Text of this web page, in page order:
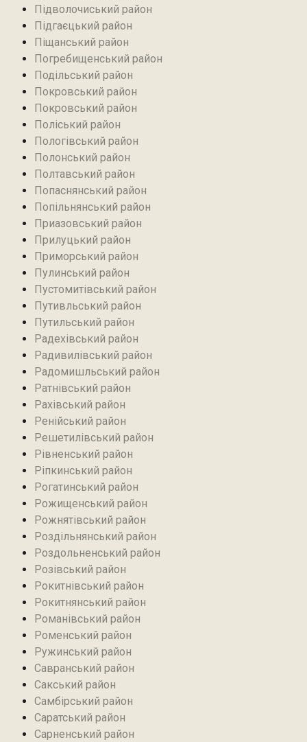
Підволочиський район
Підгаєцький район
Піщанський район
Погребищенський район
Подільський район
Покровський район
Покровський район
Поліський район
Пологівський район
Полонський район
Полтавський район
Попаснянський район
Попільнянський район‎
Приазовський район
Прилуцький район
Приморський район
Пулинський район
Пустомитівський район
Путивльський район‎
Путильський район
Радехівський район
Радивилівський район
Радомишльський район‎
Ратнівський район
Рахівський район
Ренійський район
Решетилівський район
Рівненський район
Ріпкинський район
Рогатинський район
Рожищенський район
Рожнятівський район
Роздільнянський район
Роздольненський район
Розівський район‎
Рокитнівський район
Рокитнянський район
Романівський район‎
Роменський район
Ружинський район
Савранський район‎
Сакський район
Самбірський район
Саратський район‎
Сарненський район